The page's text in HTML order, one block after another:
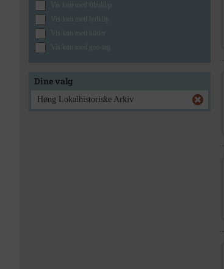
Vis kun med filmklip
Vis kun med lydklip
Vis kun med kilder
Vis kun med geo-tag
Dine valg
Høng Lokalhistoriske Arkiv